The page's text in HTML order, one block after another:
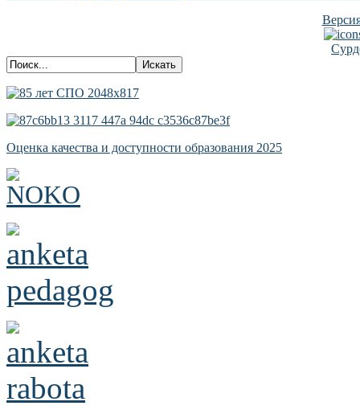
Оценка качества и доступности образования 2025